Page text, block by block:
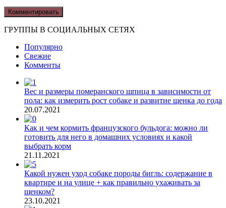
ГРУППЫ В СОЦИАЛЬНЫХ СЕТЯХ
Популярно
Свежие
Комменты
Вес и размеры померанского шпица в зависимости от
пола: как измерить рост собаке и развитие щенка до года
20.07.2021
Как и чем кормить французского бульдога: можно ли
готовить для него в домашних условиях и какой
выбрать корм
21.11.2021
Какой нужен уход собаке породы бигль: содержание в
квартире и на улице + как правильно ухаживать за
щенком?
23.10.2021